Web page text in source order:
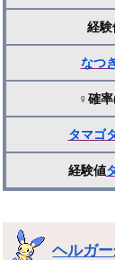
経験
なつ
♀確
タマゴ
経験値
ヘルガー